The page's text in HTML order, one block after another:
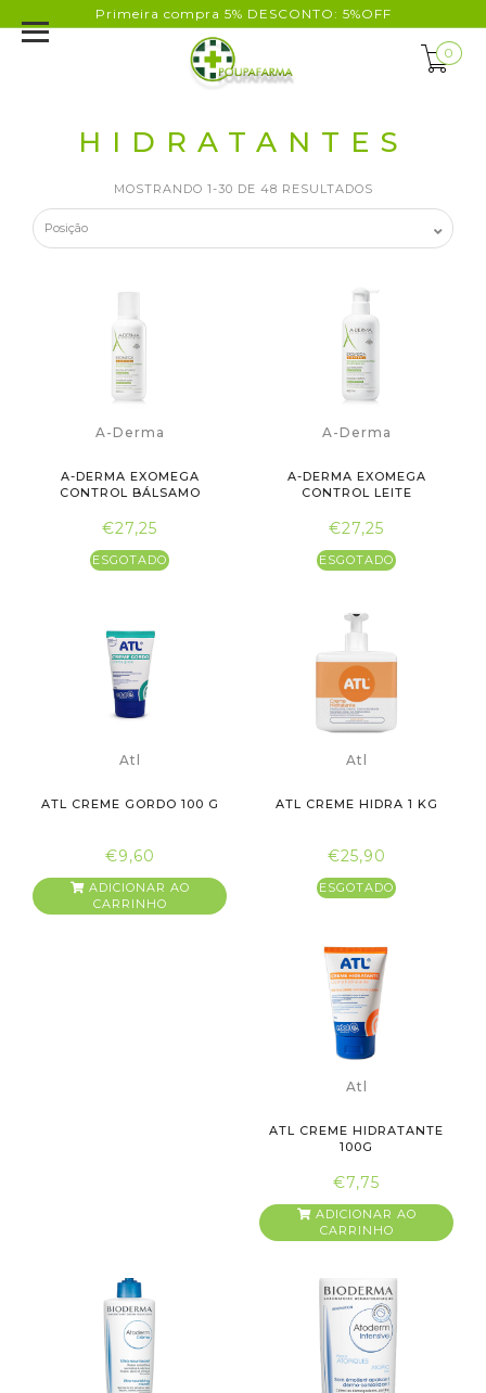
Primeira compra 5% DESCONTO: 5%OFF
0
HIDRATANTES
MOSTRANDO 1-30 DE 48 RESULTADOS
A-Derma
A-DERMA EXOMEGA
CONTROL BÁLSAMO
€27,25
ESGOTADO
A-Derma
A-DERMA EXOMEGA
CONTROL LEITE
€27,25
ESGOTADO
Atl
ATL CREME GORDO 100 G
€9,60
ADICIONAR AO
CARRINHO
Atl
ATL CREME HIDRA 1 KG
€25,90
ESGOTADO
Atl
ATL CREME HIDRATANTE
100G
€7,75
ADICIONAR AO
CARRINHO